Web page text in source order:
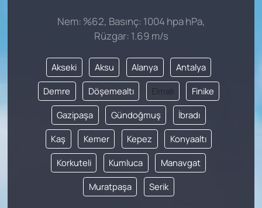
Nem: %62, Basınç: 1004 hpa hPa,
Rüzgar: 1.69 m/s
Akseki Aksu Alanya Antalya
Demre Döşemealtı Elmalı Finike
Gazipaşa Gündoğmuş İbradı
Kaş Kemer Kepez Konyaaltı
Korkuteli Kumluca Manavgat
Muratpaşa Serik